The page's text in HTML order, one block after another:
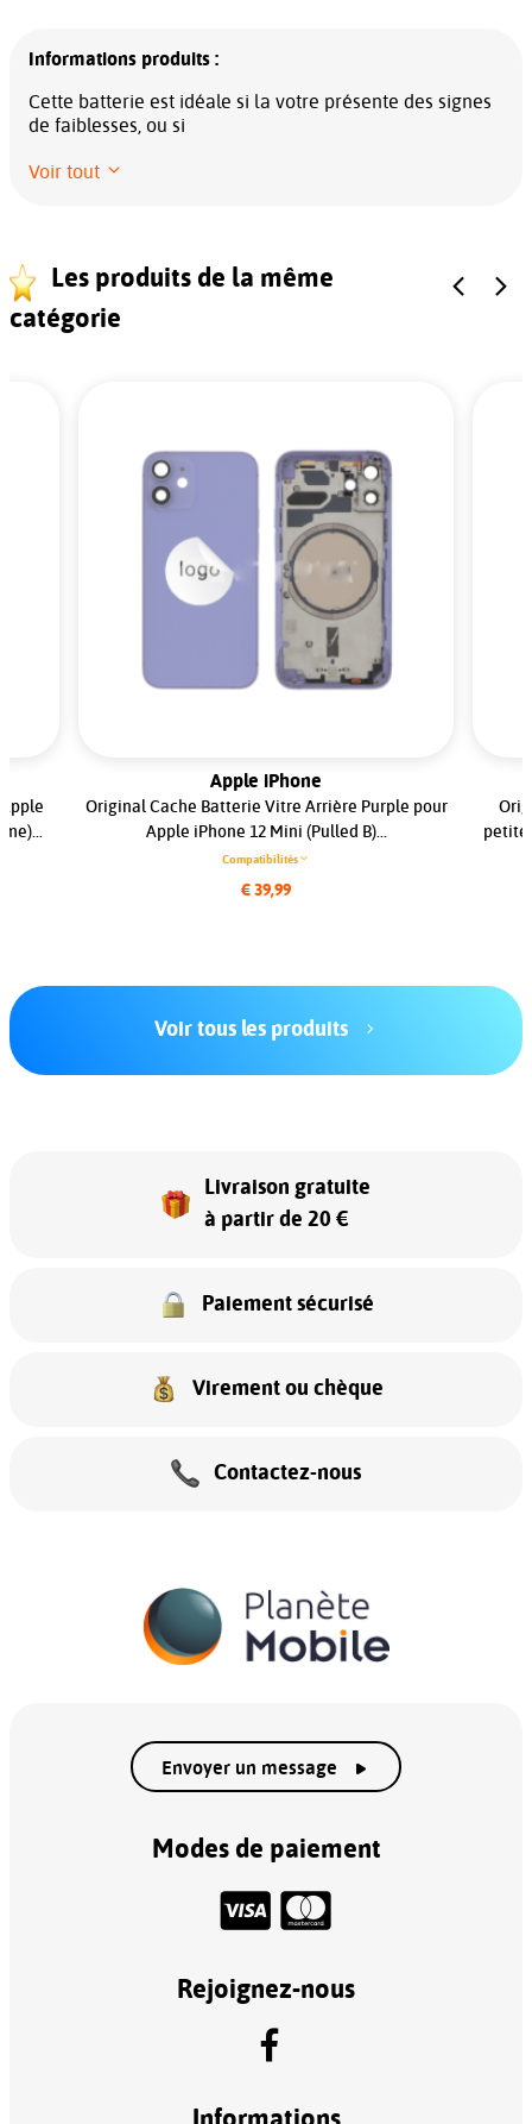
Informations produits :
Cette batterie est idéale si la votre présente des signes
de faiblesses, ou si
Voir tout
Les produits de la même
catégorie
Apple iPhone
Original Cache Batterie Vitre Arrière Purple pour
Apple iPhone 12 Mini (Pulled B)...
Compatibilités
€ 39,99
Voir tous les produits
Livraison gratuite
à partir de 20 €
Paiement sécurisé
Virement ou chèque
Contactez-nous
Envoyer un message
Modes de paiement
Rejoignez-nous